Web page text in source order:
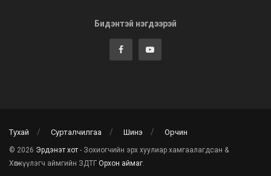
Бидэнтэй нэгдээрэй
Тухай Сурталчилгаа Шинэ Орчин
© 2026 Эрдэнэт хот - Зохиогчийн эрх хуулиар хамгаалагдсан &
Хөгжүүлэгч аймгийн ЗДТГ Орхон аймаг.